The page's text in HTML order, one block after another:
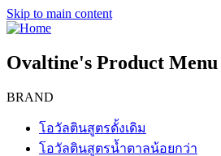
Skip to main content
Ovaltine's Product
BRAND
โอวัลตินสูตรดั้งเดิม
โอวัลตินสูตรน้ำตาลน้อยกว่า